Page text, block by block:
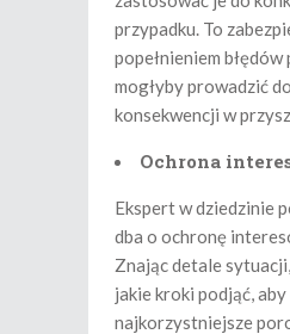
przypadku. To
popełnieniem
mogłyby prowadzić
konsekwencji w
Ochrona
Ekspert w dziedzinie
dba o ochronę
Znając detale
jakie kroki podjąć,
najkorzystniejsze